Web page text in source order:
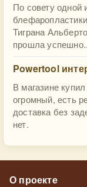
По совету одной
Тиграна
прошла
Powertool
В магазине
огромный, есть
доставка без
нет.
О проекте